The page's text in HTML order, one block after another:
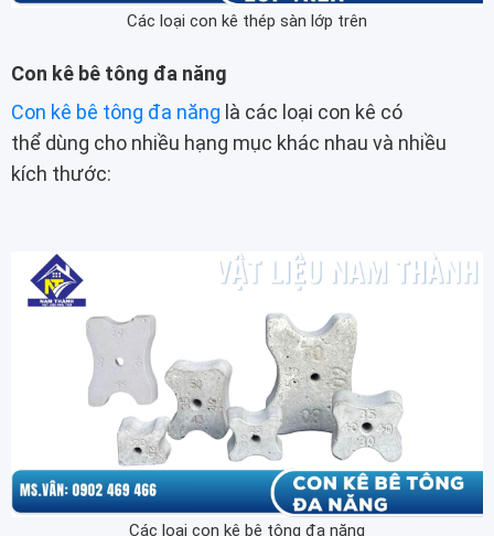
Các loại con kê thép sàn lớp trên
Con kê bê tông đa năng
Con kê bê tông đa năng là các loại con kê có
thể dùng cho nhiều hạng mục khác nhau và nhiều
kích thước:
Các loại con kê bê tông đa năng